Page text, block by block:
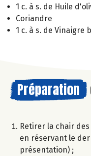
1 c. à s. de Huile
Coriandre
1 c. à s. de Vinaigre
Préparation
Retirer la chair
en réservant le
présentation) ;